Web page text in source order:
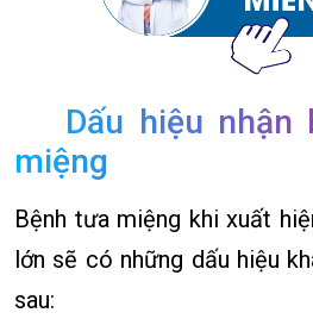
Dấu hiệu nhận
miệng
Bệnh tưa miệng khi xuất
lớn sẽ có những dấu hiệu
sau: